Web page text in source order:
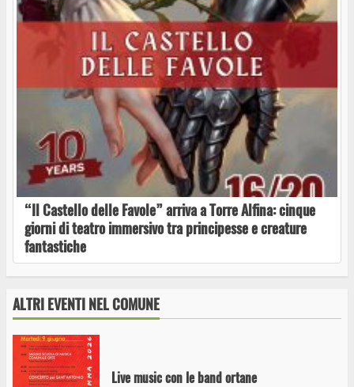
“Il Castello delle Favole” arriva a Torre Alfina: cinque
giorni di teatro immersivo tra principesse e creature
fantastiche
ALTRI EVENTI NEL COMUNE
Giornata Internazionale Contro La Violenza
Sulle Donne
Ottava de Santo Egidio 2026: Orte si prepara al
viaggio nel Medioevo
Orte torna nel medioevo con la 55ª edizione
Live music con le band ortane